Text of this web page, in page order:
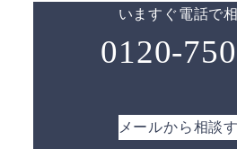
いますぐ電話で
0120-
メールから相談